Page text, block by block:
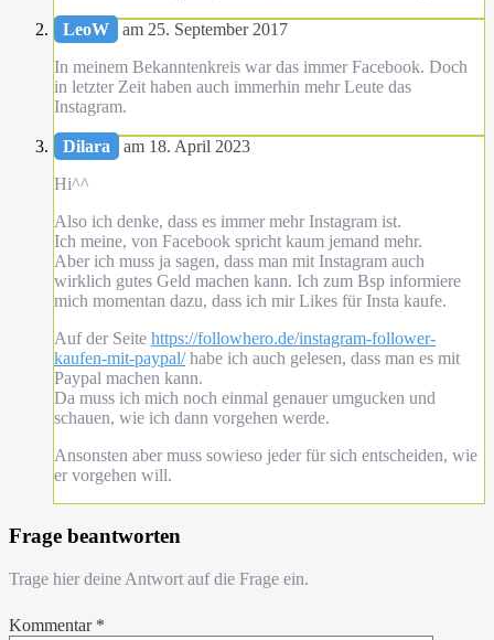
LeoW
am 25. September 2017
In meinem Bekanntenkreis war das immer Facebook. Doch
in letzter Zeit haben auch immerhin mehr Leute das
Instagram.
Dilara
am 18. April 2023
Hi^^
Also ich denke, dass es immer mehr Instagram ist.
Ich meine, von Facebook spricht kaum jemand mehr.
Aber ich muss ja sagen, dass man mit Instagram auch
wirklich gutes Geld machen kann. Ich zum Bsp informiere
mich momentan dazu, dass ich mir Likes für Insta kaufe.
Auf der Seite https://followhero.de/instagram-follower-
kaufen-mit-paypal/habe ich auch gelesen, dass man es mit
Paypal machen kann.
Da muss ich mich noch einmal genauer umgucken und
schauen, wie ich dann vorgehen werde.
Ansonsten aber muss sowieso jeder für sich entscheiden, wie
er vorgehen will.
Frage beantworten
Trage hier deine Antwort auf die Frage ein.
Kommentar *